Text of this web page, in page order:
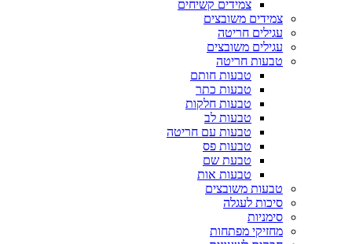
צמידים קשיחים
צמידים משובצים
עגילים חריטה
עגילים משובצים
טבעות חריטה
טבעות חותם
טבעות כתר
טבעות חלקות
טבעות לב
טבעות עם חריטה
טבעות פס
טבעת שם
טבעות אות
טבעות משובצים
סיכות לעגלה
סימניות
מחזיקי מפתחות